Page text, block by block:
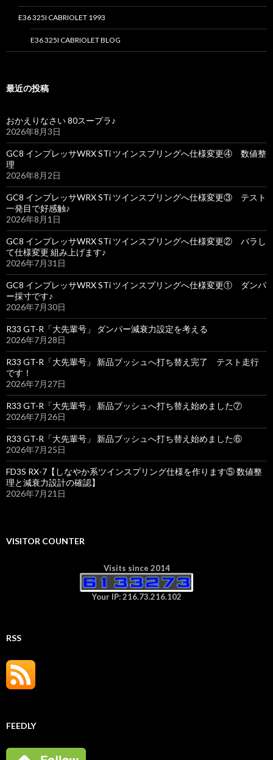
E36 325I CABRIOLET 1993
E36 325I CABRIOLET BLOG
最近の投稿
おかえりなさい 80スープラ♪
2026年8月3日
GC8 インプレッサWRX STi ツインスプリングへ仕様変更④ 数値整
理
2026年8月2日
GC8 インプレッサWRX STi ツインスプリングへ仕様変更③ テスト
一発目で好感触♪
2026年8月1日
GC8 インプレッサWRX STi ツインスプリングへ仕様変更② バラし
て仕様変更 組み上げます♪
2026年7月31日
GC8 インプレッサWRX STi ツインスプリングへ仕様変更① ダンパ
ー採寸です♪
2026年7月30日
R33 GT-R「大先輩号」 ダンパー減衰力設定を考える
2026年7月28日
R33 GT-R「大先輩号」 新品ブッシュへ打ち替え完了 テスト走行
です！
2026年7月27日
R33 GT-R「大先輩号」 新品ブッシュへ打ち替え始めました⑦
2026年7月26日
R33 GT-R「大先輩号」 新品ブッシュへ打ち替え始めました⑥
2026年7月25日
FD3S RX-7【しなやか系ツインスプリング仕様を作ります⑤ 数値整
理と減衰力設計の確認】
2026年7月21日
VISITOR COUNTER
Visits since 2014
Your IP: 216.73.216.102
RSS
FEEDLY